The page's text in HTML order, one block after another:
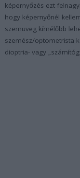
képernyőzés ezt
hogy képernyőnél
szemüveg kímélőbb
szemész/optometrista
dioptria- vagy